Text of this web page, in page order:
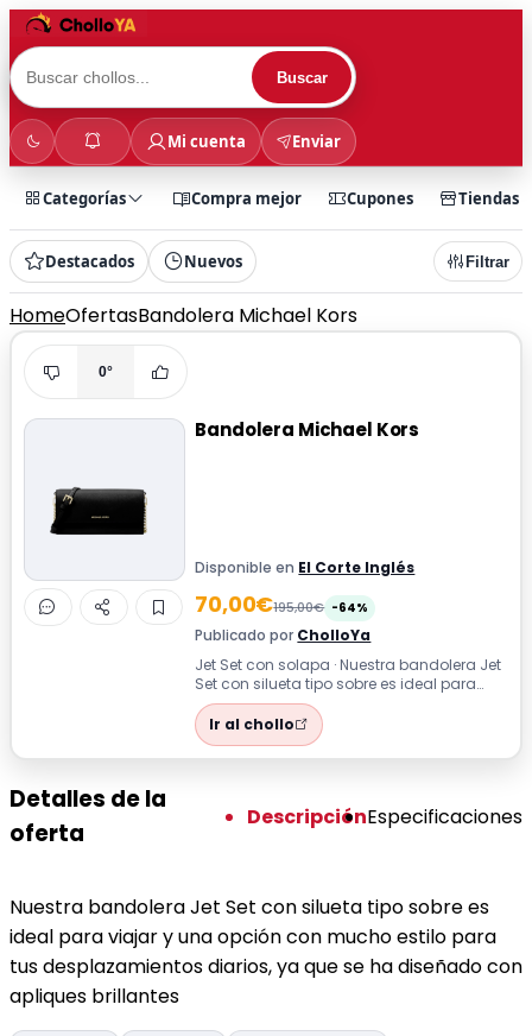
Buscar
Mi cuenta Enviar
Categorías Compra mejor Cupones Tiendas
Destacados Nuevos Filtrar
HomeOfertasBandolera Michael Kors
0°
Bandolera Michael Kors
Disponible en El Corte Inglés
70,00€195,00€ -64%
Publicado por CholloYa
Jet Set con solapa · Nuestra bandolera Jet
Set con silueta tipo sobre es ideal para
viajar y una opción con mucho est...
Ir al chollo
Detalles de la
oferta
DescripciónEspecificaciones
Nuestra bandolera Jet Set con silueta tipo sobre es
ideal para viajar y una opción con mucho estilo para
tus desplazamientos diarios, ya que se ha diseñado con
apliques brillantes